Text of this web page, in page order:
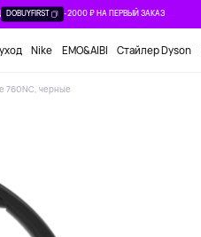
DOBUYFIRST -2000 ₽ НА ПЕРВЫЙ ЗАКАЗ
Nike EMO&AIBI Стайлер Dyson
760NC, черные